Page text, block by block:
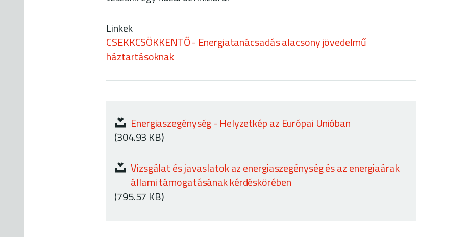
Linkek
CSEKKCSÖKKENTŐ - Energiatanácsadás alacsony jövedelmű
háztartásoknak
Energiaszegénység - Helyzetkép az Európai Unióban
(304.93 KB)
Vizsgálat és javaslatok az energiaszegénység és az energiaárak
állami támogatásának kérdéskörében
(795.57 KB)